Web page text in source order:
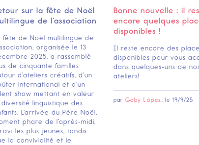
sur la fête de Noël
de l’association
fête de Noël multilingue de
organisée le 13
2025, a rassemblé
de cinquante familles
d’ateliers créatifs, d’un
international et d’un
show mettant en valeur
linguistique des
L’arrivée du Père Noël,
phare de l’après-midi,
les plus jeunes, tandis
la convivialité et le
Bonne nouvelle : il
encore quelques
disponibles !
Il reste encore des
disponibles pour vous
dans quelques-uns de
ateliers!
par Gaby López, le 19/9/25